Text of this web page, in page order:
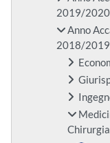
2019/2020
Anno
2018/2019
Chirurgia